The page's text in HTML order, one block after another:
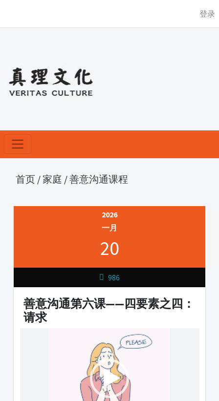
登录
首页 / 家庭 /善意沟通课程
2026
一月
20
986
善意沟通第六课——四要素之四：
请求